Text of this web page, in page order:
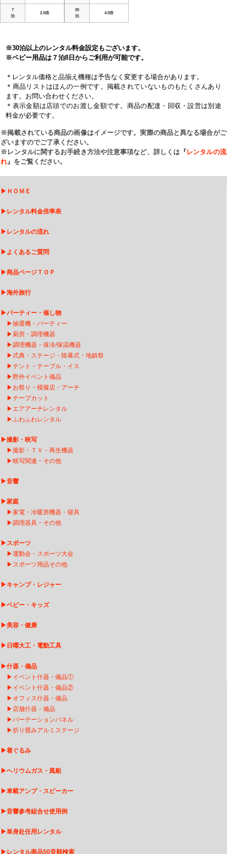
7
泊
2.0倍
30
泊
4.0倍
※30泊以上のレンタル料金設定もございます。
※ベビー用品は７泊8日からご利用が可能です。
＊レンタル価格と品揃え機種は予告なく変更する場合があります。
＊商品リストはほんの一例です。掲載されていないものもたくさんあり
ます。お問い合わせください。
＊表示金額は店頭でのお渡し金額です。商品の配達・回収・設営は別途
料金が必要です。
※掲載されている商品の画像はイメージです。実際の商品と異なる場合がご
ざいますのでご了承ください。
※レンタルに関するお手続き方法や注意事項など、詳しくは『 レンタルの流
れ』をご覧ください。
▶ ＨＯＭＥ
▶ レンタル料金倍率表
▶ レンタルの流れ
▶よくあるご質問
▶商品ページＴＯＰ
▶海外旅行
▶パーティー・催し物
▶抽選機・パーティー
▶ 厨房・調理機器
▶調理機器・保冷/保温機器
▶式典・ステージ・除幕式・地鎮祭
▶ テント・テーブル・イス
▶野外イベント備品
▶ お祭り・模擬店・アーチ
▶ テープカット
▶ エアアーチレンタ ル
▶ふわふわレンタル
▶撮影・映写
▶撮影・ＴＶ・再生機器
▶映写関連・その他
▶音響
▶家庭
▶家電・冷暖房機器・寝具
▶調理器具・その他
▶スポーツ
▶運動会・スポーツ大会
▶ スポーツ用品その他
▶キャンプ・レジャー
▶ベビー・キッズ
▶美容・健康
▶ 日曜大工・電動工具
▶什器・備品
▶ イベント什器・備品①
▶ イベント什器・備品②
▶ オフィス什器・備品
▶ 店舗什器・備品
▶パーテーションパネル
▶折り畳みアルミステージ
▶着ぐるみ
▶ヘリウムガス・風船
▶車載アンプ・スピーカー
▶音響参考組合せ使用例
▶単身赴任用レンタル
▶ レンタル商品50音順検索